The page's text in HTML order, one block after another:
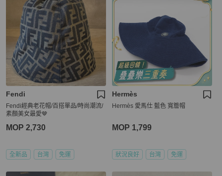
Fendi
Fendi經典老花帽/百搭單品/時尚潮流/
素顏美女最愛🤎
MOP 2,730
全新品 台灣 免運
Hermès
Hermès 愛馬仕 藍色 寬簷帽
MOP 1,799
狀況良好 台灣 免運